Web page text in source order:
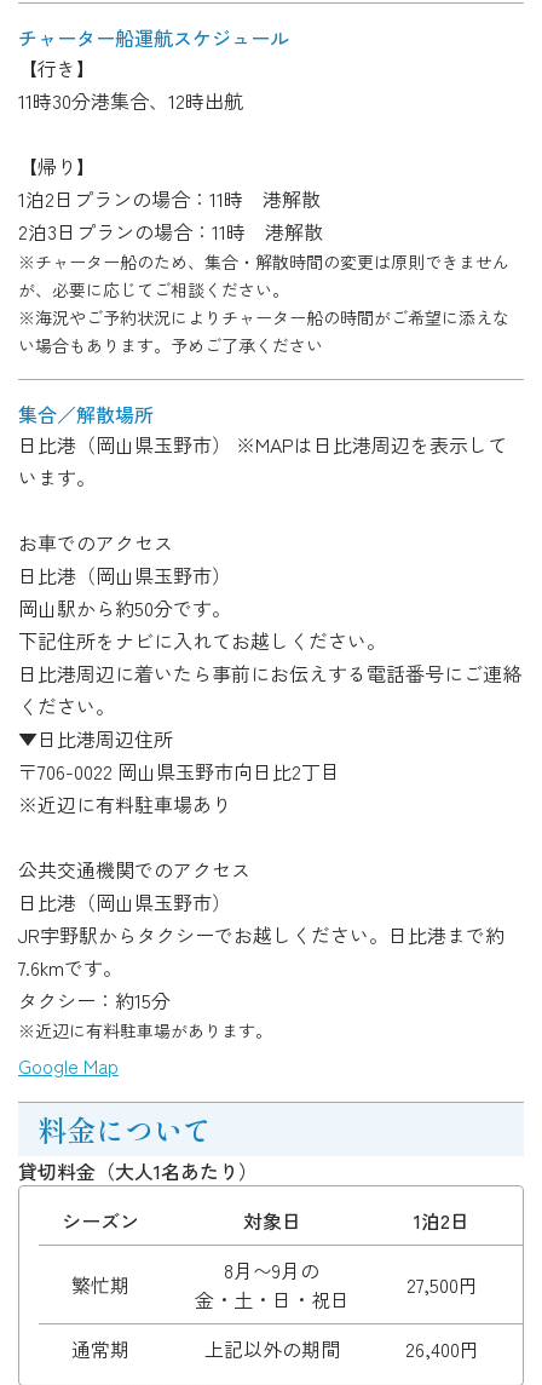
チャーター船運航スケジュール
【行き】
11時30分港集合、12時出航
【帰り】
1泊2日プランの場合：11時 港解散
2泊3日プランの場合：11時 港解散
※チャーター船のため、集合・解散時間の変更は原則できません
が、必要に応じてご相談ください。
※海況やご予約状況によりチャーター船の時間がご希望に添えな
い場合もあります。予めご了承ください
集合／解散場所
日比港（岡山県玉野市） ※MAPは日比港周辺を表示して
います。
お車でのアクセス
日比港（岡山県玉野市）
岡山駅から約50分です。
下記住所をナビに入れてお越しください。
日比港周辺に着いたら事前にお伝えする電話番号にご連絡
ください。
▼日比港周辺住所
〒706-0022 岡山県玉野市向日比2丁目
※近辺に有料駐車場あり
公共交通機関でのアクセス
日比港（岡山県玉野市）
JR宇野駅からタクシーでお越しください。日比港まで約
7.6kmです。
タクシー：約15分
※近辺に有料駐車場があります。
Google Map
料金について
貸切料金（大人1名あたり）
シーズン
対象日 1泊2日
繁忙期
8月〜9月の
金・土・日・祝日
27,500円
通常期 上記以外の期間 26,400円